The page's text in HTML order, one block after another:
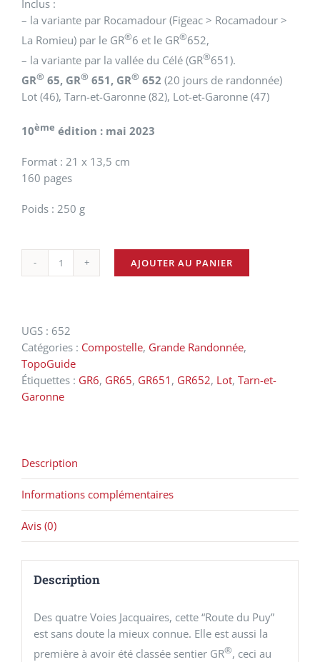
Inclus :
– la variante par Rocamadour (Figeac > Rocamadour >
La Romieu) par le GR®6 et le GR®652,
– la variante par la vallée du Célé (GR®651).
GR® 65, GR® 651, GR® 652 (20 jours de randonnée)
Lot (46), Tarn-et-Garonne (82), Lot-et-Garonne (47)
10ème édition : mai 2023
Format : 21 x 13,5 cm
160 pages
Poids : 250 g
quantité
Saint-
Jacques-
de-
Compostelle
:
-
GR®
65
AJOUTER AU PANIER
UGS : 652
Catégories : Compostelle, Grande Randonnée,
TopoGuide
Étiquettes : GR6, GR65, GR651 , GR652, Lot, Tarn-et-
Garonne
Description
Informations complémentaires
Avis (0)
Description
Des quatre Voies Jacquaires, cette “Route du Puy”
est sans doute la mieux connue. Elle est aussi la
première à avoir été classée sentier GR®, ceci au